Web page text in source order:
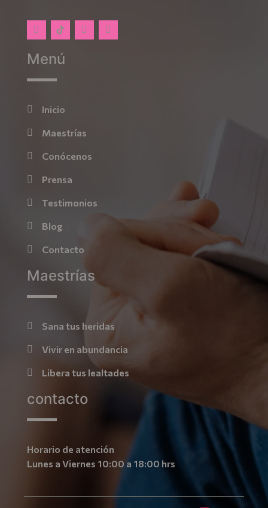
Menú
Inicio
Maestrías
Conócenos
Prensa
Testimonios
Blog
Contacto
Maestrías
Sana tus heridas
Vivir en abundancia
Libera tus lealtades
contacto
Horario de atención
Lunes a Viernes 10:00 a 18:00 hrs